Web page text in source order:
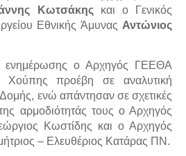
Κωτσάκης και ο Γενικός
Εθνικής Άμυνας Αντώνιος
ενημέρωσης ο Αρχηγός ΓΕΕΘΑ
Χούπης προέβη σε αναλυτική
ενώ απάντησαν σε σχετικές
αρμοδιότητάς τους ο Αρχηγός
Κωστίδης και ο Αρχηγός
– Ελευθέριος Κατάρας ΠΝ.